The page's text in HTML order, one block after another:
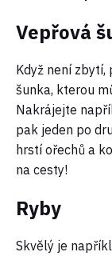
Vepřová
Když není
šunka, kterou
Nakrájejte
pak jeden po
hrstí ořechů a
na cesty!
Ryby
Skvělý je